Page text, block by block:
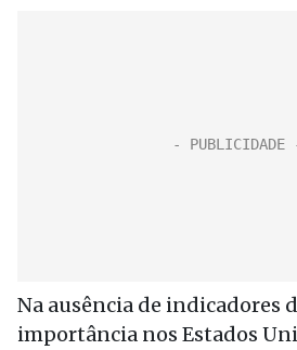
Na ausência de indicadores
importância nos Estados